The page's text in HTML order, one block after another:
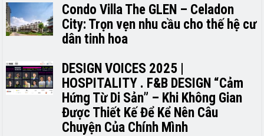
Condo Villa The GLEN – Celadon
City: Trọn vẹn nhu cầu cho thế hệ cư
dân tinh hoa
DESIGN VOICES 2025 |
HOSPITALITY . F&B DESIGN “Cảm
Hứng Từ Di Sản” – Khi Không Gian
Được Thiết Kế Để Kể Nên Câu
Chuyện Của Chính Mình